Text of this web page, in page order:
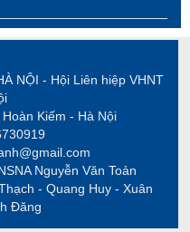
NỘI - Hội Liên hiệp VHNT
Kiếm - Hà Nội
Nguyễn Văn Toản
- Quang Huy - Xuân
Đăng